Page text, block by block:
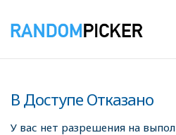
В Доступе Отказано
У вас нет разрешения на